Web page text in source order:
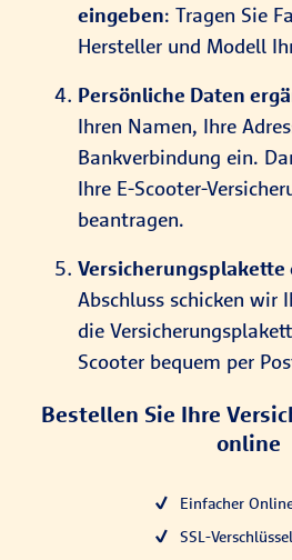
eingeben: Tragen Sie
Hersteller und Modell
Persönliche Daten
Ihren Namen, Ihre
Bankverbindung ein.
Ihre E-Scooter-
beantragen.
Versicherungsplakette
Abschluss schicken wir
die
Scooter bequem per
Bestellen Sie Ihre
online
Einfacher
SSL-